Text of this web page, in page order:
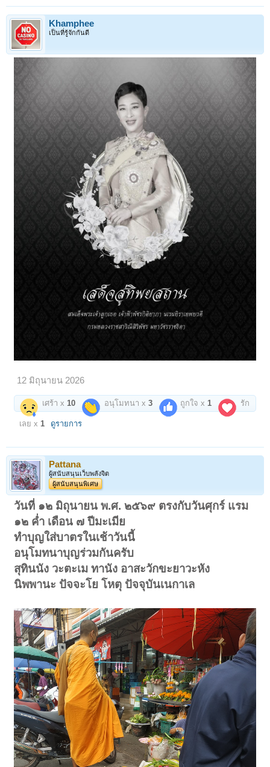
แม้แต่ สมเด็จพระมหาสมณเจ้า กรมพระยาวชิรญาณวโรรส เสด็จตรวจ
ราชการมณฑลสงฆ์ภาคเหนือ ในปี 2455 ได้ประทับแรมวัดท่าฬ่อ ยังทรง
ชมเชย "หลวงปู่ภู" มากมายและพระราชทานที่ฐานันดรสมณศักดิ์ ให้รับ
พระราชทานสัญญาบัตรจากพระบาทสมเด็จพระเจ้าอยู่หัว เป็น "พระครูธุระ
ศักดิ์เกียรติคุณ" เป็นพระครูพิเศษ
หลวงปู่ภูมีความเชี่ยวชาญด้านสร้างวัตถุมงคลครบถ้วนเนื้อหา ที่ขึ้นชื่อ
ลือชาสุดเป็น เหรียญหางแมลงป่องเนื้อตะกั่ว อื่นๆก็มี...
พระเนื้อผงดำ พิมพ์ปิดตา พิมพ์สมาธิ,ตะกรุดโทน มหาอุด,ผ้ายันต์,พระงา
แกะ,เหรียญใบมะยม, พระเนื้อผงพุทธคุณพิมพ์ต่างๆ...
ท่านเขียนผง ลบผง เสกผงเองด้วยเป็นคนมีวิชาฝีมือเชิงช่างสูง ลายมือสวย
ผงที่บรรจงเขียน-ลบ ทำตามตำราทุกกระบวนท่า และเสกเองตามขั้นตอนที่
ร่ำเรียน ไม่มั่นใจจะไม่มอบให้ลูกศิษย์และผู้รอรับเอาไปใช้บูชา
หนึ่งในพระเนื้อผงดำอันขึ้นชื่อลือชาของ "หลวงปู่ภู" ที่สร้างเป็น "พระปิด
ตา" พิมพ์กลีบบัว ฐานบัว มีความพิเศษด้วยการ "คลุกรัก-จุ่มรัก-ปิดทอง"
ครบถ้วนตามตำรา นำมอบให้ชมเป็นความรู้ดูเพลินว่าเป็นพระที่หายากอีก
หนึ่งพิมพ์ของท่าน
สำหรับผู้ชื่นชอบในปฏิปทาและคุณประเสริฐล้ำเลิศ "หลวงปู่ภู" ปรารถนา
บูชา ก็ยินดีมอบให้ร่วมบุญ...
=======3,500=======
ปิดตากลีบบัว ฐานบัว เนื้อผงดำคลุกรัก และลงรักอีกครั้ง กาลเวลาที่ผ่านมา
นอกจากรอย "ราน" ของรักที่เปรียบเสมือน "เปลือก" ห่อหุ้มผงดำล้ำค่าแล้ว
พระปิดตาองค์นี้ ไม่มีร่องรอยเสียหายอื่นเลย
เปิดดูไฟล์ 6677380
หลังประทุน เรียบง่ายไม่มีการจาร เพราะลงรักปิดทองทั้งองค์ แต่ทองหลุด
เปิดดูไฟล์ 6677381 เปิดดูไฟล์ 6677382
ขนาดเหมาะต่อการขึ้นคอบูชา
ไม่เล็ก-ไม่ใหญ่เป็นกลางๆพอดี
หลวงปู่ภู ธัมมโชติ "ผู้สว่างในธรรม" เกิดเดือน 6 ปีเถาะ พ.ศ.2398 ณ บ้าน
ผักไห่ อยุธยา ย้ายภูมิลำเนากับบิดา มาอยู่ที่หาดมูลกระบือ ต.
ท่านละสังขารอย่างสงบ วันที่ 4 ตุลาคม 2467 สิริอายุ 69 ปี 46 พรรษา
Khamphee
เป็นที่รู้จักกันดี
12 มิถุนายน 2026
เศร้า x 10 อนุโมทนา x3 ถูกใจ x 1 รัก
เลย x 1 ดูรายการ
Pattana
ผู้สนับสนุนเว็บพลังจิต
ผู้สนับสนุนพิเศษ
วันที่ ๑๒ มิถุนายน พ.ศ. ๒๕๖๙ ตรงกับวันศุกร์ แรม
๑๒ ค่ำ เดือน ๗ ปีมะเมีย
ทำบุญใส่บาตรในเช้าวันนี้
อนุโมทนาบุญร่วมกันครับ
สุทินนัง วะตะเม ทานัง อาสะวักขะยาวะหัง
นิพพานะ ปัจจะโย โหตุ ปัจจุบันเนกาเล